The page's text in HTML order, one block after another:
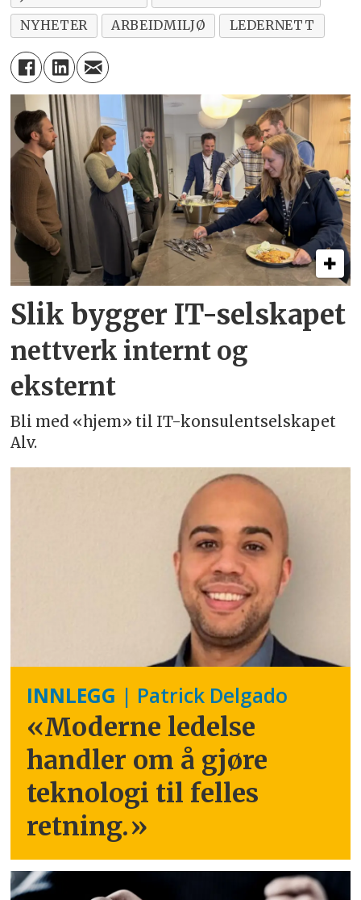
NYHETER
ARBEIDMILJØ LEDERNETT
Slik bygger IT-selskapet
nettverk internt og
eksternt
Bli med «hjem» til IT-konsulentselskapet
Alv.
INNLEGG | Patrick Delgado
«Moderne ledelse
handler om å gjøre
teknologi til felles
retning.»